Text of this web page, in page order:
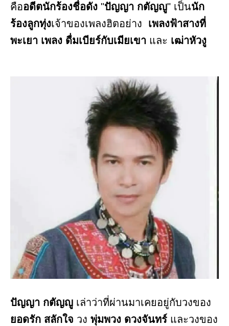
คืออดีตนักร้องชื่อดัง "ปัญญา กตัญญู" เป็นนัก
ร้องลูกทุ่งเจ้าของเพลงฮิตอย่าง เพลงฟ้าสางที่
พะเยา เพลง ดื่มเบียร์กับเมียเขา และ เฒ่าหัวงู
ปัญญา กตัญญู เล่าว่าที่ผ่านมาเคยอยู่กับวงของ
ยอดรัก สลักใจ วง พุ่มพวง ดวงจันทร์ และวงของ